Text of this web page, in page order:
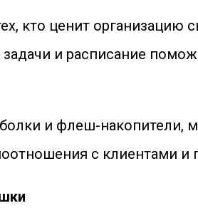
кто ценит организацию
и расписание
и флеш-
с клиентами и